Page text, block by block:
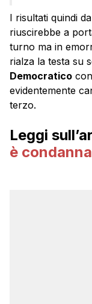
I risultati quindi
riuscirebbe a
turno ma in
rialza la testa su
Democratico
evidentemente
terzo.
Leggi
è